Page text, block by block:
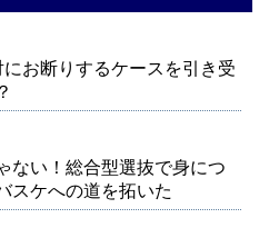
お断りするケースを引き受
ない！総合型選抜で身につ
スケへの道を拓いた